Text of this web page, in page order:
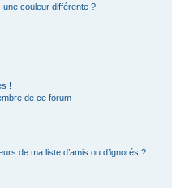
couleur différente ?
!
de ce forum !
de ma liste d’amis ou d’ignorés ?